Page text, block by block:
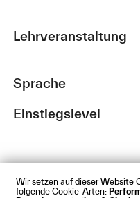
Wir setzen auf dieser Website
folgende Cookie-Arten:
Lehrveranstaltung
Sprache
Einstiegslevel